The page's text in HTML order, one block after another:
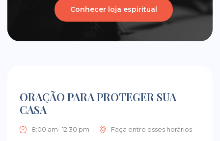
Conhecer loja espiritual
ORAÇÃO PARA PROTEGER SUA
CASA
8:00 am- 12:30 pm Faça entre esses horários